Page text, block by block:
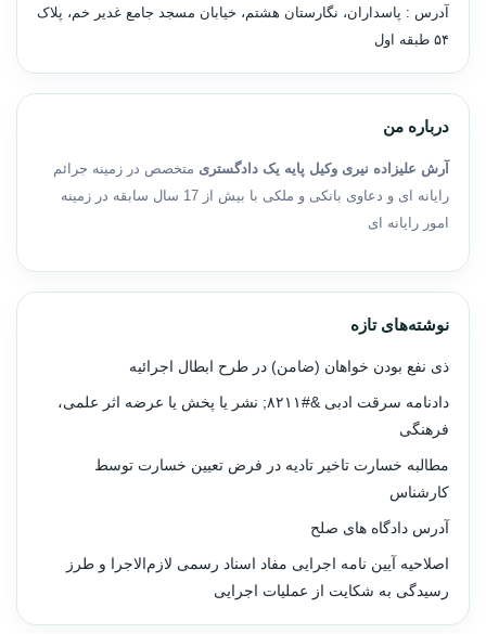
آدرس : پاسداران، نگارستان هشتم، خیابان مسجد جامع غدیر خم، پلاک
۵۴ طبقه اول
درباره من
آرش علیزاده نیری وکیل پایه یک دادگستری متخصص در زمینه جرائم
رایانه ای و دعاوی بانکی و ملکی با بیش از 17 سال سابقه در زمینه
امور رایانه ای
نوشته‌های تازه
ذی نفع بودن خواهان (ضامن) در طرح ابطال اجرائیه
دادنامه سرقت ادبی &#۸۲۱۱; نشر یا پخش یا عرضه اثر علمی،
فرهنگی
مطالبه خسارت تاخیر تادیه در فرض تعیین خسارت توسط
کارشناس
آدرس دادگاه های صلح
اصلاحیه آیین نامه اجرایی مفاد اسناد رسمی لازم‌الاجرا و طرز
رسیدگی به شکایت از عملیات اجرایی